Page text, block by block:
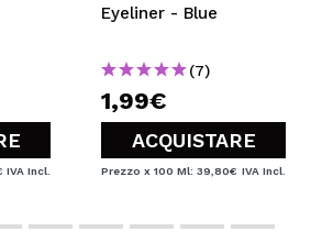
IVA Incl.
Eyeliner - Blue
(7)
1,99€
ACQUISTARE
Prezzo x 100 Ml: 39,80€ IVA Incl.